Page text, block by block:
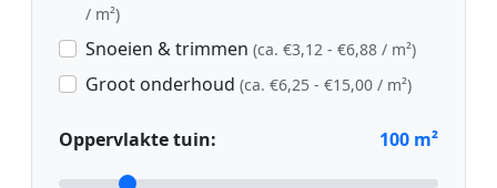
/ m²)
Snoeien & trimmen (ca. €3,12 - €6,88 / m²)
Groot onderhoud (ca. €6,25 - €15,00 / m²)
Oppervlakte tuin: 100 m²